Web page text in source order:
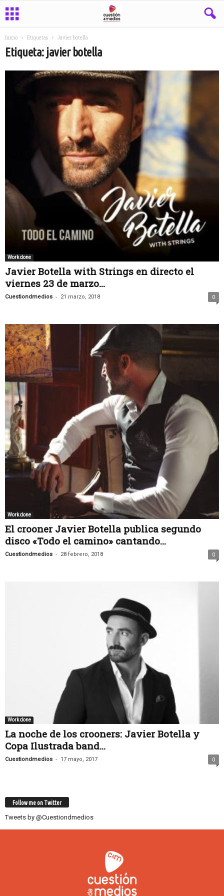
Inicio Etiquetas Javier botella
Etiqueta: javier botella
Work done
Javier Botella with Strings en directo el
viernes 23 de marzo...
Cuestiondmedios - 21 marzo, 2018 0
Work done
El crooner Javier Botella publica segundo
disco «Todo el camino» cantando...
Cuestiondmedios - 28 febrero, 2018 0
Work done
La noche de los crooners: Javier Botella y
Copa Ilustrada band...
Cuestiondmedios - 17 mayo, 2017 0
Follow me on Twitter
Tweets by @Cuestiondmedios